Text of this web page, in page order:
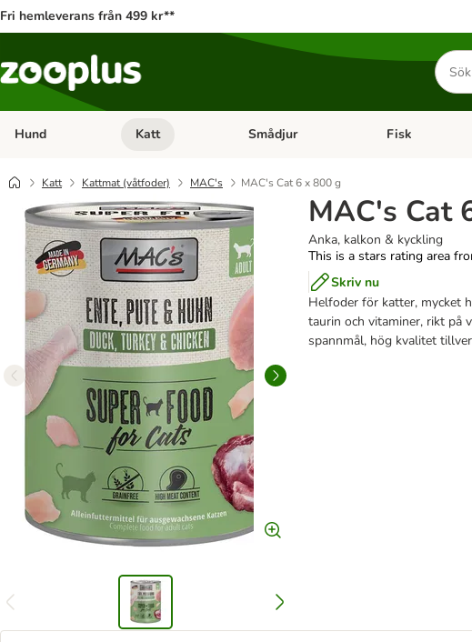
Fri hemleverans från 499 kr**
Sök
efter
Hund Open category menu: Hund
Katt Open category menu: Katt
Smådjur Open category
Fisk
Katt Kattmat (våtfoder) MAC's MAC's Cat 6 x 800 g
MAC's Cat
Anka, kalkon & kyckling
This is a stars rating area
Skriv nu
Helfoder för katter, mycket
taurin och vitaminer, rikt på
spannmål, hög kvalitet